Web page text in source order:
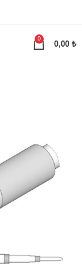
0
0,00 ₺